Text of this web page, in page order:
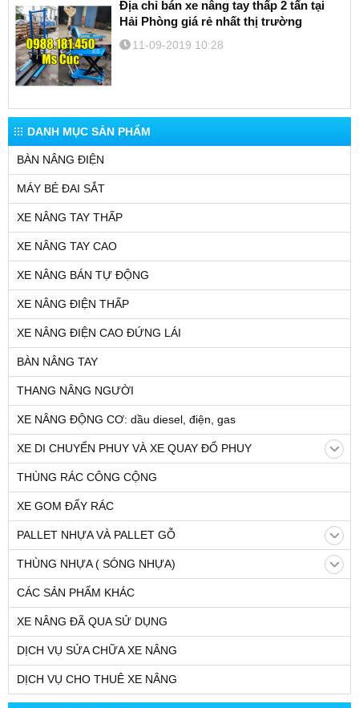
DANH MỤC SẢN PHẨM
BÀN NÂNG ĐIỆN
MÁY BẺ ĐAI SẮT
XE NÂNG TAY THẤP
XE NÂNG TAY CAO
XE NÂNG BÁN TỰ ĐỘNG
XE NÂNG ĐIỆN THẤP
XE NÂNG ĐIỆN CAO ĐỨNG LÁI
BÀN NÂNG TAY
THANG NÂNG NGƯỜI
XE NÂNG ĐỘNG CƠ: dầu diesel, điện, gas
XE DI CHUYỂN PHUY VÀ XE QUAY ĐỔ PHUY
THÙNG RÁC CÔNG CỘNG
XE GOM ĐẨY RÁC
PALLET NHỰA VÀ PALLET GỖ
THÙNG NHỰA ( SÓNG NHỰA)
CÁC SẢN PHẨM KHÁC
XE NÂNG ĐÃ QUA SỬ DỤNG
DỊCH VỤ SỬA CHỮA XE NÂNG
DỊCH VỤ CHO THUÊ XE NÂNG
Địa chỉ bán xe nâng tay thấp 2 tấn tại
Hải Phòng giá rẻ nhất thị trường
11-09-2019 10:28